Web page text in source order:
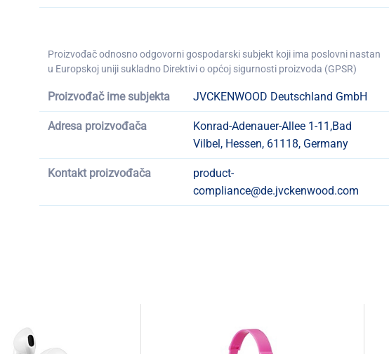
Proizvođač odnosno odgovorni gospodarski subjekt koji ima poslovni nastan
u Europskoj uniji sukladno Direktivi o općoj sigurnosti proizvoda (GPSR)
Proizvođač ime subjekta JVCKENWOOD Deutschland GmbH
Adresa proizvođača
Konrad-Adenauer-Allee 1-11,Bad
Vilbel, Hessen, 61118, Germany
Kontakt proizvođača
product-
compliance@de.jvckenwood.com